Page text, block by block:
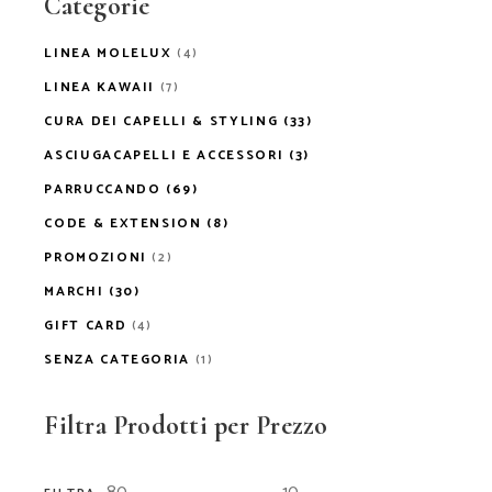
Categorie
LINEA MOLELUX (4)
LINEA KAWAII (7)
CURA DEI CAPELLI & STYLING (33)
ASCIUGACAPELLI E ACCESSORI (3)
PARRUCCANDO (69)
CODE & EXTENSION (8)
PROMOZIONI (2)
MARCHI (30)
GIFT CARD (4)
SENZA CATEGORIA (1)
Filtra Prodotti per Prezzo